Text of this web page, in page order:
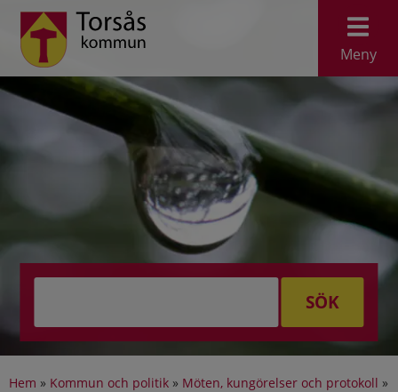
Meny
SÖK
Hem » Kommun och politik » Möten, kungörelser och protokoll »